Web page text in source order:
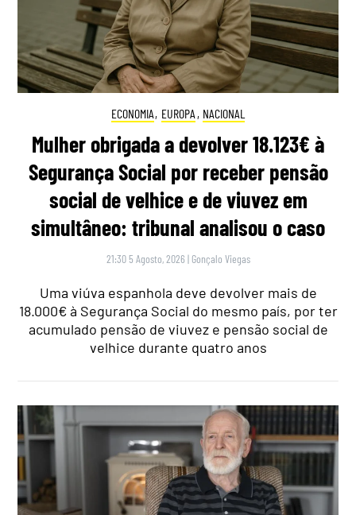
ECONOMIA, EUROPA , NACIONAL
Mulher obrigada a devolver 18.123€ à
Segurança Social por receber pensão
social de velhice e de viuvez em
simultâneo: tribunal analisou o caso
21:30 5 Agosto, 2026 | Gonçalo Viegas
Uma viúva espanhola deve devolver mais de
18.000€ à Segurança Social do mesmo país, por ter
acumulado pensão de viuvez e pensão social de
velhice durante quatro anos